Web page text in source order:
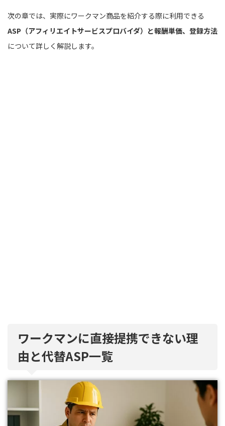
次の章では、実際にワークマン商品を紹介する際に利用できる
ASP（アフィリエイトサービスプロバイダ）と報酬単価、登録方法
について詳しく解説します。
ワークマンに直接提携できない理
由と代替ASP一覧